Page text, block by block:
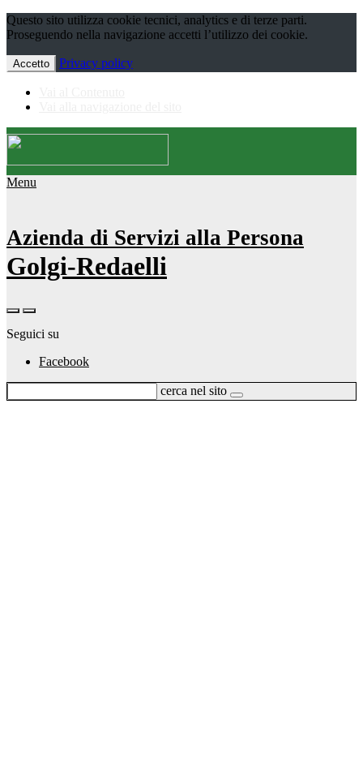
Questo sito utilizza cookie tecnici, analytics e di terze parti.
Proseguendo nella navigazione accetti l’utilizzo dei cookie.
Accetto Privacy policy
Menu
Azienda di Servizi alla Persona
Golgi-Redaelli
Seguici su
Facebook
cerca nel sito